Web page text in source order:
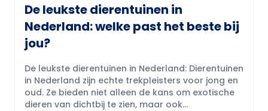
De leukste dierentuinen in
Nederland: welke past het beste bij
jou?
De leukste dierentuinen in Nederland: Dierentuinen
in Nederland zijn echte trekpleisters voor jong en
oud. Ze bieden niet alleen de kans om exotische
dieren van dichtbij te zien, maar ook...